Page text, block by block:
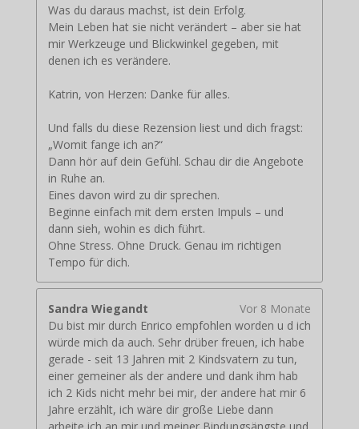
Was du daraus machst, ist dein Erfolg.
Mein Leben hat sie nicht verändert – aber sie hat
mir Werkzeuge und Blickwinkel gegeben, mit
denen ich es verändere.
Katrin, von Herzen: Danke für alles.
Und falls du diese Rezension liest und dich fragst:
„Womit fange ich an?“
Dann hör auf dein Gefühl. Schau dir die Angebote
in Ruhe an.
Eines davon wird zu dir sprechen.
Beginne einfach mit dem ersten Impuls – und
dann sieh, wohin es dich führt.
Ohne Stress. Ohne Druck. Genau im richtigen
Tempo für dich.
Sandra Wiegandt
Vor 8 Monate
Du bist mir durch Enrico empfohlen worden u d ich
würde mich da auch. Sehr drüber freuen, ich habe
gerade - seit 13 Jahren mit 2 Kindsvatern zu tun,
einer gemeiner als der andere und dank ihm hab
ich 2 Kids nicht mehr bei mir, der andere hat mir 6
Jahre erzählt, ich wäre dir große Liebe dann